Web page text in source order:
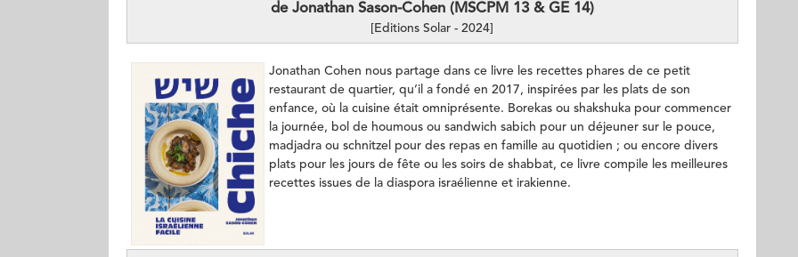
de Jonathan Sason-Cohen (MSCPM 13 & GE 14)
[Editions Solar - 2024]
Jonathan Cohen nous partage dans ce livre les recettes phares de ce petit
restaurant de quartier, qu’il a fondé en 2017, inspirées par les plats de son
enfance, où la cuisine était omniprésente. Borekas ou shakshuka pour commencer
la journée, bol de houmous ou sandwich sabich pour un déjeuner sur le pouce,
madjadra ou schnitzel pour des repas en famille au quotidien ; ou encore divers
plats pour les jours de fête ou les soirs de shabbat, ce livre compile les meilleures
recettes issues de la diaspora israélienne et irakienne.